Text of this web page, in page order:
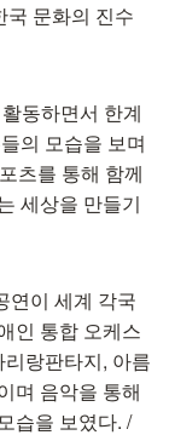
국 문화의 진수
동하면서 한계
의 모습을 보며
츠를 통해 함께
세상을 만들기
연이 세계 각국
인 통합 오케스
랑판타지, 아름
며 음악을 통해
습을 보였다. /